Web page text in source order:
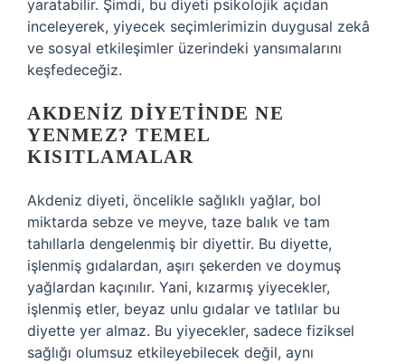
yaratabilir. Şimdi, bu diyeti psikolojik açıdan
inceleyerek, yiyecek seçimlerimizin duygusal zekâ
ve sosyal etkileşimler üzerindeki yansımalarını
keşfedeceğiz.
AKDENIZ DIYETINDE NE
YENMEZ? TEMEL
KISITLAMALAR
Akdeniz diyeti, öncelikle sağlıklı yağlar, bol
miktarda sebze ve meyve, taze balık ve tam
tahıllarla dengelenmiş bir diyettir. Bu diyette,
işlenmiş gıdalardan, aşırı şekerden ve doymuş
yağlardan kaçınılır. Yani, kızarmış yiyecekler,
işlenmiş etler, beyaz unlu gıdalar ve tatlılar bu
diyette yer almaz. Bu yiyecekler, sadece fiziksel
sağlığı olumsuz etkileyebilecek değil, aynı